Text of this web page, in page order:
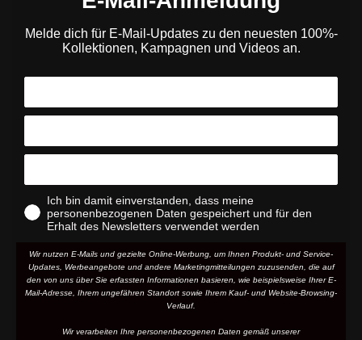
Melde dich für E-Mail-Updates zu den neuesten 100%-
Kollektionen, Kampagnen und Videos an.
Ich bin damit einverstanden, dass meine
personenbezogenen Daten gespeichert und für den
Erhalt des Newsletters verwendet werden
Wir nutzen E-Mails und gezielte Online-Werbung, um Ihnen Produkt- und Service-
Updates, Werbeangebote und andere Marketingmitteilungen zuzusenden, die auf
den von uns über Sie erfassten Informationen basieren, wie beispielsweise Ihrer E-
Mail-Adresse, Ihrem ungefähren Standort sowie Ihrem Kauf- und Website-Browsing-
Verlauf.
Wir verarbeiten Ihre personenbezogenen Daten gemäß unserer